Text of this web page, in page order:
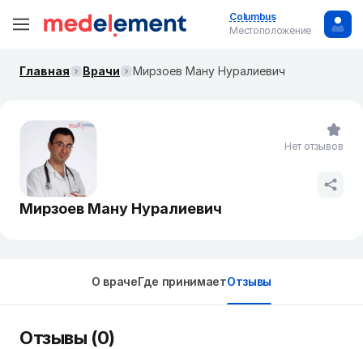
Columbus
Местоположение
Главная Врачи Мирзоев Ману Нуралиевич
Мирзоев Ману Нуралиевич
Нет отзывов
О врачеГде принимаетОтзывы
Отзывы (0)